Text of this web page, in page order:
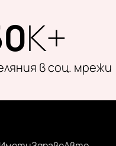
K+
в соц. мрежи